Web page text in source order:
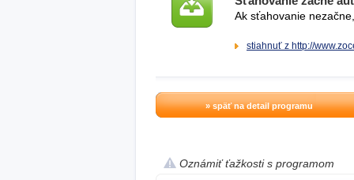
Ak sťahovanie
stiahnuť z http://
» späť na detail programu
Oznámiť ťažkosti s programom